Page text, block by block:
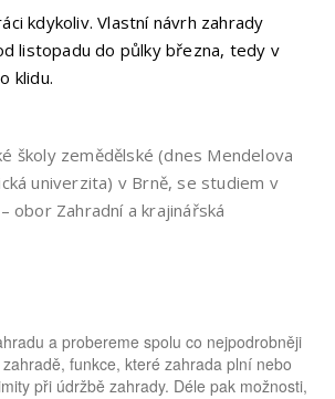
kdykoliv. Vlastní návrh zahrady
listopadu do půlky března, tedy v
klidu.
školy zemědělské (dnes Mendelova
univerzita) v Brně, se studiem v
obor Zahradní a krajinářská
a probereme spolu co nejpodrobněji
funkce, které zahrada plní nebo
při údržbě zahrady. Déle pak možnosti,